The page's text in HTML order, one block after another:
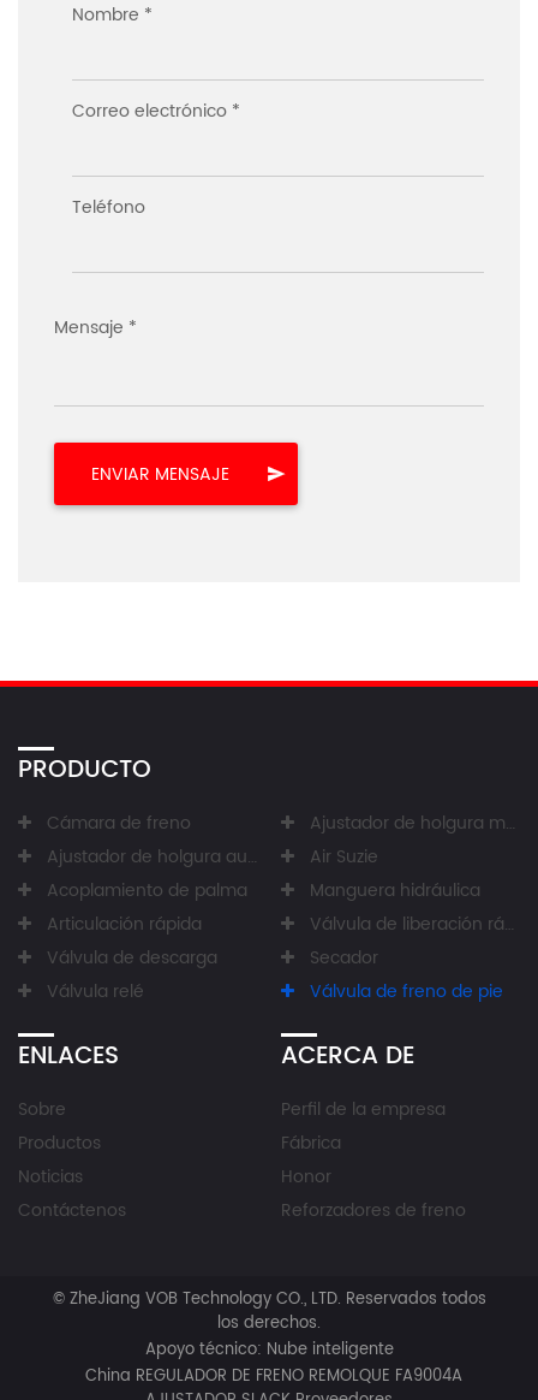
Nombre *
Correo electrónico *
Teléfono
Mensaje *
PRODUCTO
Cámara de freno
Ajustador de holgura manual
Ajustador de holgura automático
Air Suzie
Acoplamiento de palma
Manguera hidráulica
Articulación rápida
Válvula de liberación rápida
Válvula de descarga
Secador
Válvula relé
Válvula de freno de pie
ENLACES
Sobre
Productos
Noticias
Contáctenos
ACERCA DE
Perfil de la empresa
Fábrica
Honor
Reforzadores de freno
©ZheJiang VOB Technology CO., LTD. Reservados todos
los derechos.
Apoyo técnico: Nube inteligente
China REGULADOR DE FRENO REMOLQUE FA9004A